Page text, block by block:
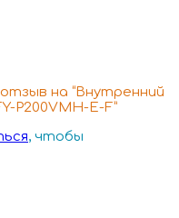
на “Внутренний
P200VMH-E-F”
, чтобы